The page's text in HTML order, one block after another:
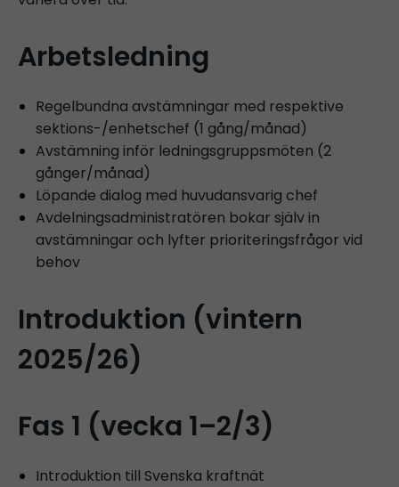
Arbetsledning
Regelbundna avstämningar med respektive
sektions-/enhetschef (1 gång/månad)
Avstämning inför ledningsgruppsmöten (2
gånger/månad)
Löpande dialog med huvudansvarig chef
Avdelningsadministratören bokar själv in
avstämningar och lyfter prioriteringsfrågor vid
behov
Introduktion (vintern
2025/26)
Fas 1 (vecka 1–2/3)
Introduktion till Svenska kraftnät